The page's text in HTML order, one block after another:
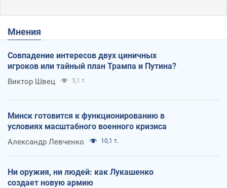
Мнения
Совпадение интересов двух циничных
игроков или тайный план Трампа и Путина?
Виктор Швец 5,1 т.
Минск готовится к функционированию в
условиях масштабного военного кризиса
Александр Левченко 10,1 т.
Ни оружия, ни людей: как Лукашенко
создает новую армию